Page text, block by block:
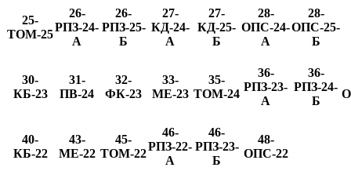
25-
ТОМ-25
26-
РПЗ-24-
А
26-
РПЗ-25-
Б
27-
КД-24-
А
27-
КД-25-
Б
28-
ОПС-24-
А
28-
ОПС-25-
Б
30-
КБ-23
31-
ПВ-24
32-
ФК-23
33-
МЕ-23
35-
ТОМ-24
36-
РПЗ-23-
А
36-
РПЗ-24-
Б
40-
КБ-22
43-
МЕ-22
45-
ТОМ-22
46-
РПЗ-22-
А
46-
РПЗ-23-
Б
48-
ОПС-22